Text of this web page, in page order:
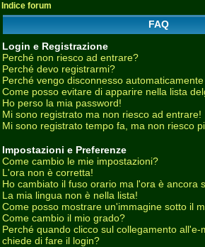
Indice forum
FAQ
Login e Registrazione
Perché non riesco ad entrare?
Perché devo registrarmi?
Perché vengo disconnesso
Come posso evitare di apparire nella lista
Ho perso la mia password!
Mi sono registrato ma non riesco ad entrare!
Mi sono registrato tempo fa, ma non riesco
Impostazioni e Preferenze
Come cambio le mie impostazioni?
L'ora non è corretta!
Ho cambiato il fuso orario ma l'ora è ancora
La mia lingua non è nella lista!
Come posso mostrare un'immagine sotto il
Come cambio il mio grado?
Perché quando clicco sul collegamento all'e-
chiede di fare il login?